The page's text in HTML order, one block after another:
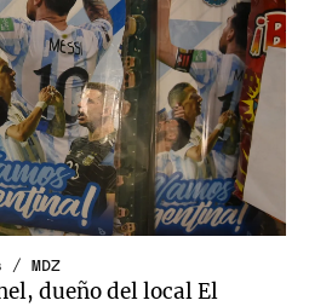
/ MDZ
dueño del local El